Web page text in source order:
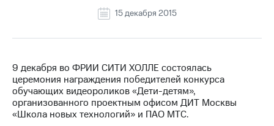
информация
Контакты
Медиа-центр
Пресс-
релизы
15 декабря 2015
9 декабря во ФРИИ СИТИ ХОЛЛЕ состоялась
церемония награждения победителей конкурса
обучающих видеороликов «Дети-детям»,
организованного проектным офисом ДИТ Москвы
«Школа новых технологий» и ПАО МТС.